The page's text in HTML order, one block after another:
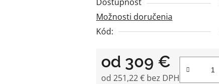
Možnosti doručenia
Kód:
od 309 €
od 251,22 € bez DPH